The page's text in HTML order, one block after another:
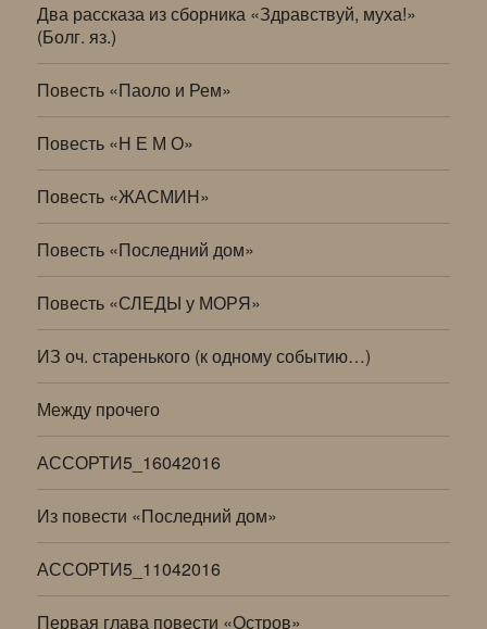
Два рассказа из сборника «Здравствуй, муха!»
(Болг. яз.)
Повесть «Паоло и Рем»
Повесть «Н Е М О»
Повесть «ЖАСМИН»
Повесть «Последний дом»
Повесть «СЛЕДЫ у МОРЯ»
ИЗ оч. старенького (к одному событию…)
Между прочего
АССОРТИ5_16042016
Из повести «Последний дом»
АССОРТИ5_11042016
Первая глава повести «Остров»